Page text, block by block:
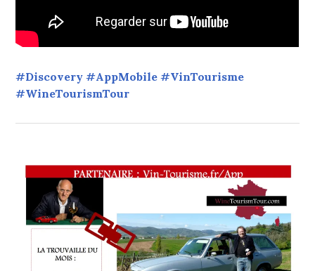
#Discovery #AppMobile #VinTourisme
#WineTourismTour